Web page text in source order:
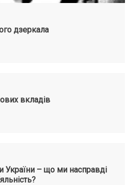
дзеркала
вкладів
України – що ми насправді